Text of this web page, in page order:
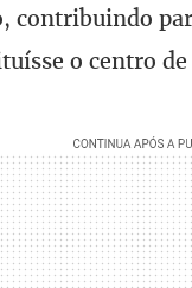
o centro